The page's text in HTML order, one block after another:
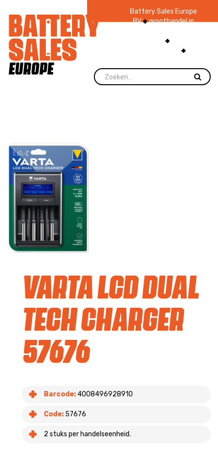
Battery Sales Europe
BV groothandel in
zaklampen Ruim 48
jaar ervaring
voorraad.
Varta LCD Dual
Tech Charger
57676
Barcode:4008496928910
Code: 57676
2 stuks per handelseenheid.